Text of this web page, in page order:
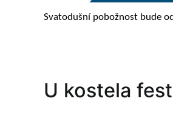
Svatodušní pobožnost bude
U kostela fest